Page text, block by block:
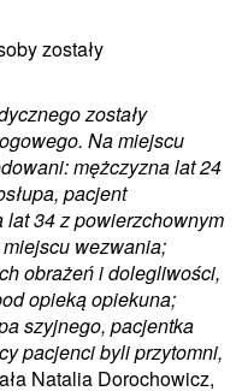
zostały
zostały
Na miejscu
mężczyzna lat 24
pacjent
34 z powierzchownym
miejscu wezwania;
obrażeń i dolegliwości,
opieką opiekuna;
szyjnego, pacjentka
pacjenci byli przytomni,
Natalia Dorochowicz,